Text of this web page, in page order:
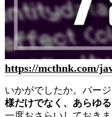
https://mcthnk.com/
いかがでしたか。バージ
様だけでなく、あらゆ